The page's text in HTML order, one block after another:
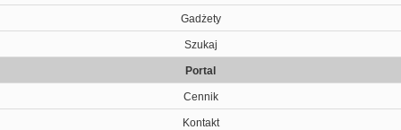
Gadżety
Szukaj
Portal
Cennik
Kontakt